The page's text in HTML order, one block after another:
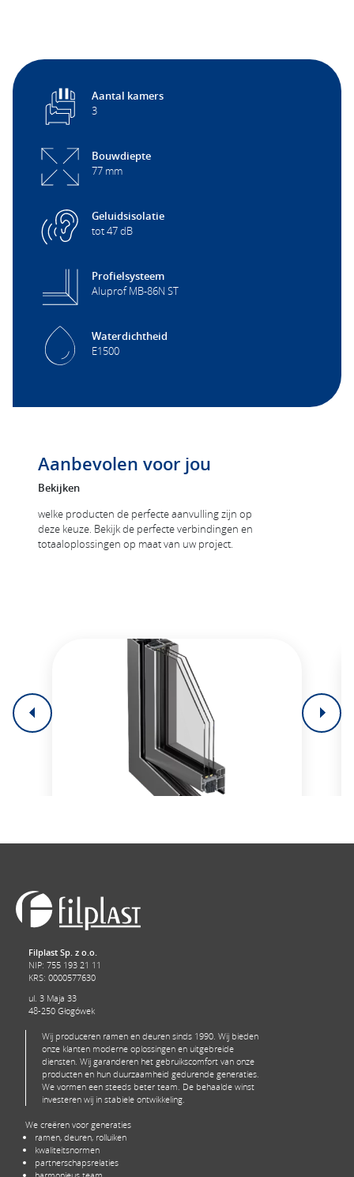
Aantal kamers
3
Bouwdiepte
77 mm
Geluidsisolatie
tot 47 dB
Profielsysteem
Aluprof MB-86N ST
Waterdichtheid
E1500
Aanbevolen voor jou
Bekijken
welke producten de perfecte aanvulling zijn op
deze keuze. Bekijk de perfecte verbindingen en
totaaloplossingen op maat van uw project.
AluStar 86
Het is bestand tegen sterke wind en andere
weersomstandigheden.
Filplast Sp. z o.o.
NIP: 755 193 21 11
KRS: 0000577630
ul. 3 Maja 33
48-250 Głogówek
Wij produceren ramen en deuren sinds 1990. Wij bieden
onze klanten moderne oplossingen en uitgebreide
diensten. Wij garanderen het gebruikscomfort van onze
producten en hun duurzaamheid gedurende generaties.
We vormen een steeds beter team. De behaalde winst
investeren wij in stabiele ontwikkeling.
We creëren voor generaties
ramen, deuren, rolluiken
kwaliteitsnormen
partnerschapsrelaties